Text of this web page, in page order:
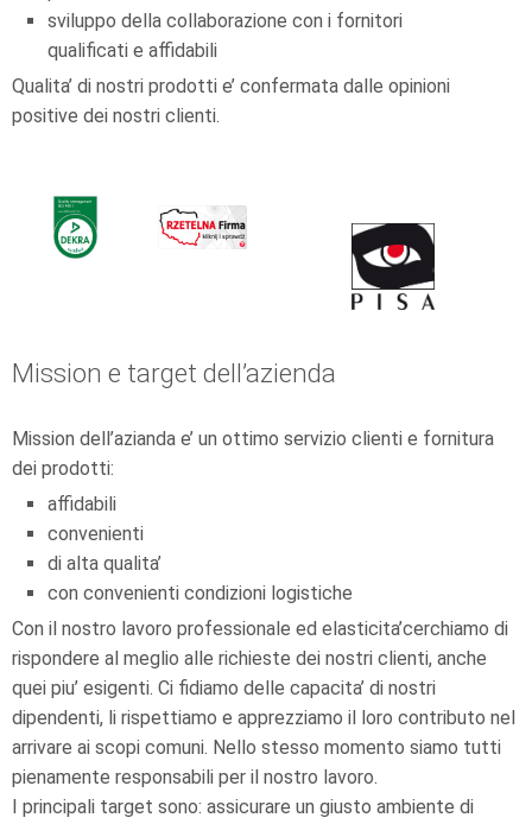
sviluppo della collaborazione con i fornitori
qualificati e affidabili
Qualita’ di nostri prodotti e’ confermata dalle opinioni
positive dei nostri clienti.
Mission e target dell’azienda
Mission dell’azianda e’ un ottimo servizio clienti e fornitura
dei prodotti:
affidabili
convenienti
di alta qualita’
con convenienti condizioni logistiche
Con il nostro lavoro professionale ed elasticita’cerchiamo di
rispondere al meglio alle richieste dei nostri clienti, anche
quei piu’ esigenti. Ci fidiamo delle capacita’ di nostri
dipendenti, li rispettiamo e apprezziamo il loro contributo nel
arrivare ai scopi comuni. Nello stesso momento siamo tutti
pienamente responsabili per il nostro lavoro.
I principali target sono: assicurare un giusto ambiente di